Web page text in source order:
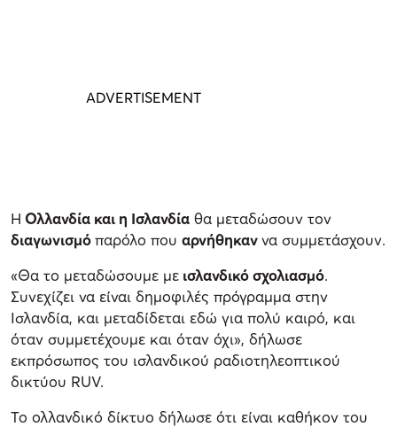
Η Ολλανδία και η Ισλανδία θα μεταδώσουν τον
διαγωνισμόπαρόλο που αρνήθηκαννα συμμετάσχουν.
«Θα το μεταδώσουμε με ισλανδικό σχολιασμό.
Συνεχίζει να είναι δημοφιλές πρόγραμμα στην
Ισλανδία, και μεταδίδεται εδώ για πολύ καιρό, και
όταν συμμετέχουμε και όταν όχι», δήλωσε
εκπρόσωπος του ισλανδικού ραδιοτηλεοπτικού
δικτύου RUV.
Το ολλανδικό δίκτυο δήλωσε ότι είναι καθήκον του